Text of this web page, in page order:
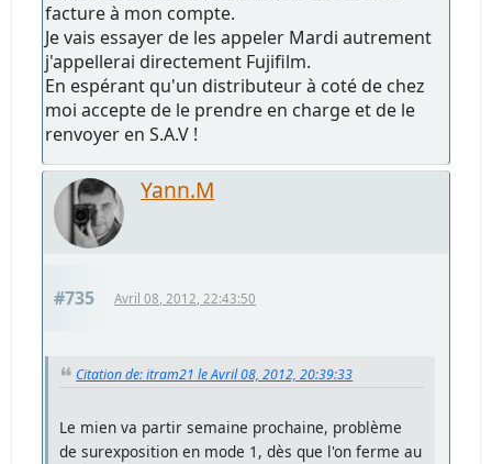
facture à mon compte.
Je vais essayer de les appeler Mardi autrement
j'appellerai directement Fujifilm.
En espérant qu'un distributeur à coté de chez
moi accepte de le prendre en charge et de le
renvoyer en S.A.V !
Yann.M
#735 Avril 08, 2012, 22:43:50
Citation de: itram21 le Avril 08, 2012, 20:39:33
Le mien va partir semaine prochaine, problème
de surexposition en mode 1, dès que l'on ferme au